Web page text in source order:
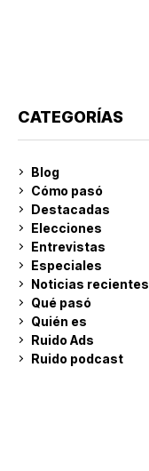
CATEGORÍAS
Blog
Cómo pasó
Destacadas
Elecciones
Entrevistas
Especiales
Noticias recientes
Qué pasó
Quién es
Ruido Ads
Ruido podcast